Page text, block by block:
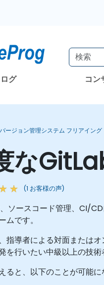
グ コン
バージョン管理システム フリアイング
な
(1 お客様の声)
ソースコード管理、CI/
ムです。
指導者による対面または
を行いたい中級以上の技術
ると、以下のことが可能に